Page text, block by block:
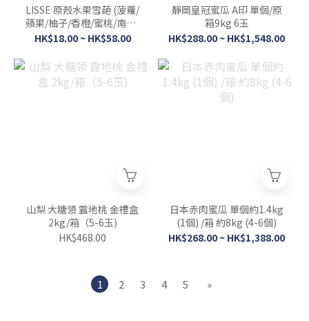
LISSE 原殼水果雪葩 (菠蘿/
蘋果/柚子/香橙/蜜桃/南瓜/
椰子/檸檬/芒果)
HK$18.00 ~ HK$58.00
靜岡皇冠蜜瓜 A印 單個/原
箱9kg 6玉
HK$288.00 ~ HK$1,548.00
山梨 大糖領 露地桃 金禮盒
2kg/箱（5-6玉)
HK$468.00
日本赤肉蜜瓜 單個約1.4kg
(1個) /箱 約8kg (4-6個)
HK$268.00 ~ HK$1,388.00
1 2 3 4 5 »